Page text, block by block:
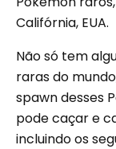
Califórnia, EUA.
Não só tem
raras do
spawn desses
pode caçar e
incluindo os